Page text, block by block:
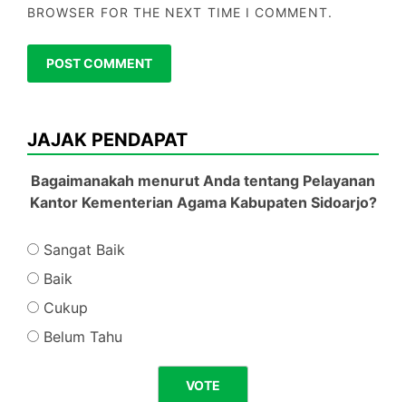
BROWSER FOR THE NEXT TIME I COMMENT.
JAJAK PENDAPAT
Bagaimanakah menurut Anda tentang Pelayanan
Kantor Kementerian Agama Kabupaten Sidoarjo?
Sangat Baik
Baik
Cukup
Belum Tahu